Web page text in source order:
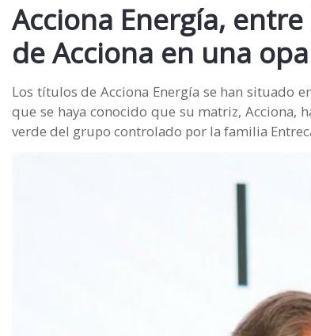
Acciona Energía,
de Acciona en una
Los títulos de Acciona Energía se han situado
que se haya conocido que su matriz, Acciona,
verde del grupo controlado por la familia